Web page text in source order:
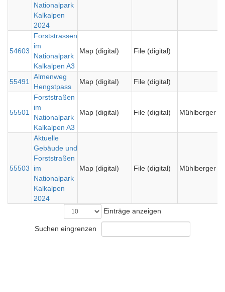
Nationalpark
Kalkalpen
2024
54603
Forststrassen
im
Nationalpark
Kalkalpen A3
Map (digital) File (digital)
55491
Almenweg
Hengstpass
Map (digital) File (digital)
55501
Forststraßen
im
Nationalpark
Kalkalpen A3
Map (digital) File (digital) Mühlberger
55503
Aktuelle
Gebäude und
Forststraßen
im
Nationalpark
Kalkalpen
2024
Map (digital) File (digital) Mühlberger
Einträge anzeigen
Suchen eingrenzen